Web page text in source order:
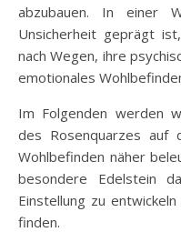
abzubauen. In einer
Unsicherheit geprägt
nach Wegen, ihre
emotionales
Im Folgenden werden
des Rosenquarzes auf
Wohlbefinden näher
besondere Edelstein
Einstellung zu
finden.